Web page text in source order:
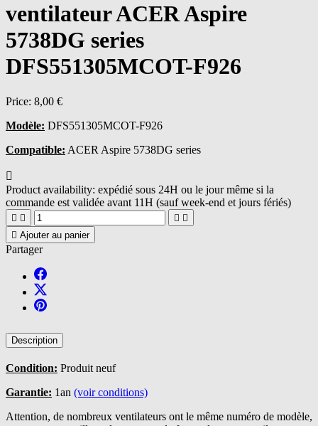
ventilateur ACER Aspire
5738DG series
DFS551305MCOT-F926
Price: 8,00 €
Modèle: DFS551305MCOT-F926
Compatible: ACER Aspire 5738DG series

Product availability: expédié sous 24H ou le jour même si la
commande est validée avant 11H (sauf week-end et jours fériés)
   
 Ajouter au panier
Partager
Description
Condition: Produit neuf
Garantie: 1an (voir conditions)
Attention, de nombreux ventilateurs ont le même numéro de modèle,